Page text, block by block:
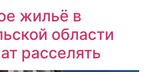
жильё в
области
расселять